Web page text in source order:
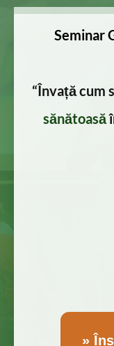
Seminar
“Învață cum
sănătoasă
»